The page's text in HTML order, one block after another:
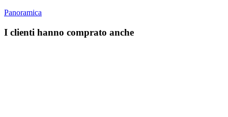
Panoramica
I clienti hanno comprato anche